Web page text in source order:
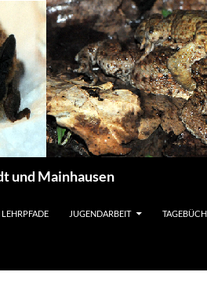
und Mainhausen
LEHRPFADE JUGENDARBEIT